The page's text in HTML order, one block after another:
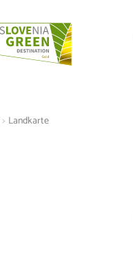
> Landkarte